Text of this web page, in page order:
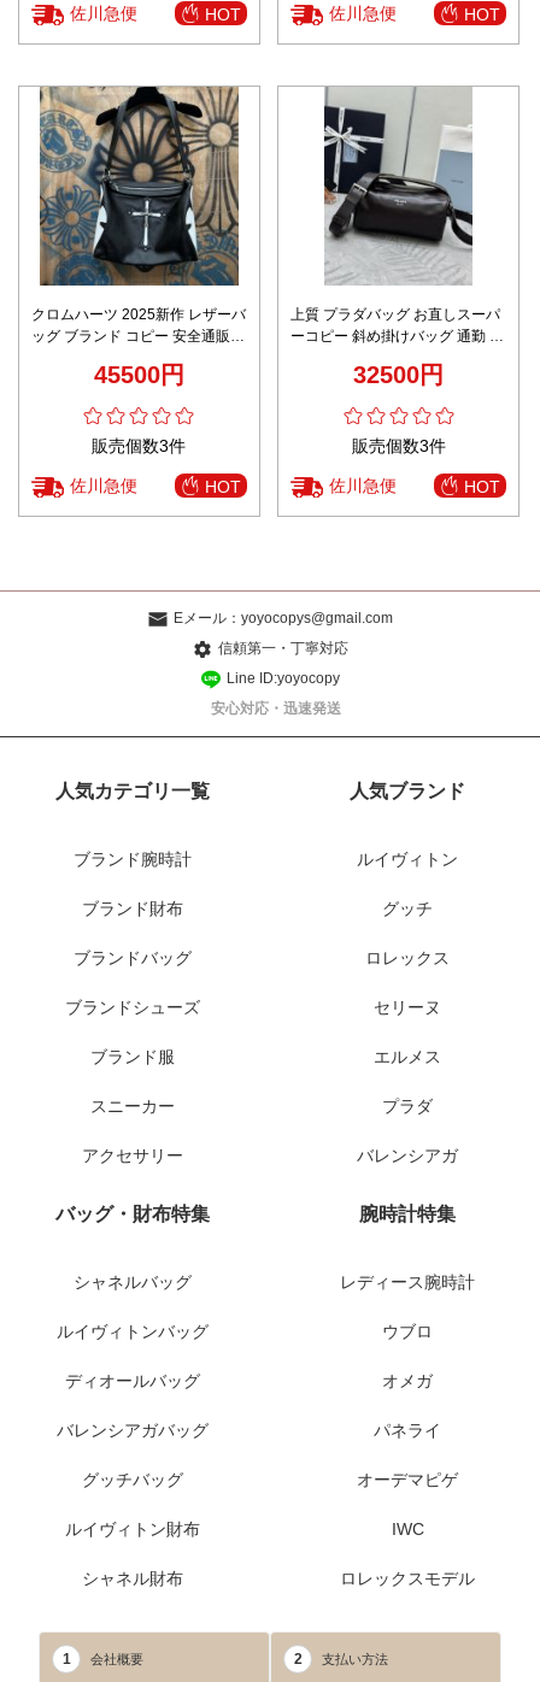
佐川急便 HOT 佐川急便 HOT
クロムハーツ 2025新作 レザーバ
ッグ ブランド コピー 安全通販
45500円
販売個数3件
佐川急便 HOT
上質 プラダバッグ お直しスーパ
ーコピー 斜め掛けバッグ 通勤 本
32500円
販売個数3件
佐川急便 HOT
Eメール： yoyocopys@gmail.com
信頼第一・丁寧対応
Line ID:yoyocopy
安心対応・迅速発送
人気カテゴリ一覧
ブランド腕時計
ブランド財布
ブランドバッグ
ブランドシューズ
ブランド服
スニーカー
アクセサリー
人気ブランド
ルイヴィトン
グッチ
ロレックス
セリーヌ
エルメス
プラダ
バレンシアガ
バッグ・財布特集
シャネルバッグ
ルイヴィトンバッグ
ディオールバッグ
バレンシアガバッグ
グッチバッグ
ルイヴィトン財布
シャネル財布
腕時計特集
レディース腕時計
ウブロ
オメガ
パネライ
オーデマピゲ
IWC
ロレックスモデル
1 会社概要 2 支払い方法